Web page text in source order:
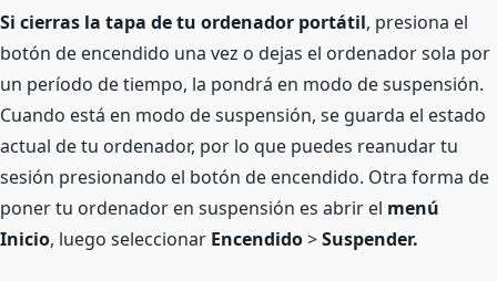
Si cierras la tapa de tu ordenador portátil, presiona el
botón de encendido una vez o dejas el ordenador sola por
un período de tiempo, la pondrá en modo de suspensión.
Cuando está en modo de suspensión, se guarda el estado
actual de tu ordenador, por lo que puedes reanudar tu
sesión presionando el botón de encendido. Otra forma de
poner tu ordenador en suspensión es abrir el menú
Inicio, luego seleccionar Encendido>Suspender.